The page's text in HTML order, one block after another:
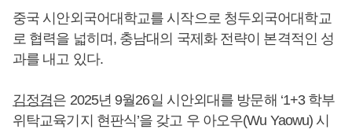
중국 시안외국어대학교를 시작으로 청두외국어대학교
로 협력을 넓히며, 충남대의 국제화 전략이 본격적인 성
과를 내고 있다.
김정겸은 2025년 9월26일 시안외대를 방문해 ‘1+3 학부
위탁교육기지 현판식’을 갖고 우 아오우(Wu Yaowu) 시